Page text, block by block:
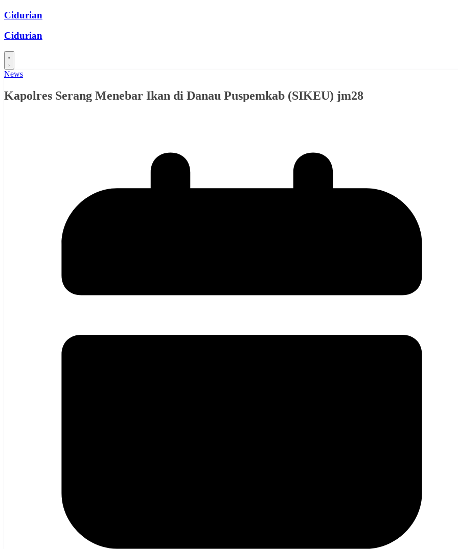
Skip
content
Cidurian
Cidurian
News
Kapolres Serang Menebar Ikan di Danau Puspemkab (SIKEU) jm28